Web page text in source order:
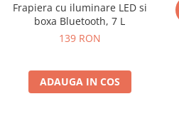
Frapiera cu iluminare LED si
boxa Bluetooth, 7 L
139 RON
ADAUGA IN COS